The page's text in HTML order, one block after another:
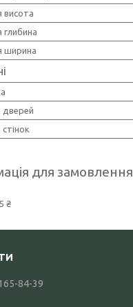
висота
глибина
ширина
для замовлення
₴
84-39